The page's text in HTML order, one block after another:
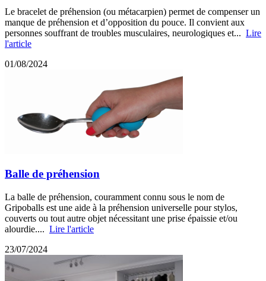
Le bracelet de préhension (ou métacarpien) permet de compenser un
manque de préhension et d’opposition du pouce. Il convient aux
personnes souffrant de troubles musculaires, neurologiques et... Lire
l'article
01/08/2024
Balle de préhension
La balle de préhension, couramment connu sous le nom de
Gripoballs est une aide à la préhension universelle pour stylos,
couverts ou tout autre objet nécessitant une prise épaissie et/ou
alourdie.... Lire l'article
23/07/2024